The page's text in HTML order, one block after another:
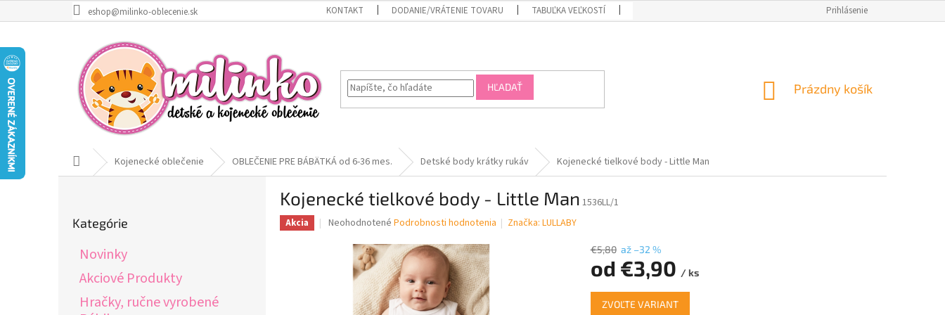
na
eshop@milinko-oblecenie.sk KONTAKT DODANIE/VRÁTENIE TOVARU TABUĽKA VEĽKOSTÍ NAPÍSALI O NÁS
Prihlásenie
HĽADAŤ
NÁKUPNÝ
Prázdny košík
DomovKojenecké oblečenie OBLEČENIE PRE BÁBÄTKÁ od 6-36 mes. Detské body krátky rukáv Kojenecké tielkové body - Little Man
kategórie
Kategórie
Novinky
Akciové Produkty
Hračky, ručne vyrobené
Kojenecké tielkové body - Little Man 1536LL/1
Akcia
Priemerné
produktu
Neohodnotené Podrobnosti hodnotenia Značka:LULLABY
€5,80 až –32 %
od €3,90 / ks
Jednotková
cena:
ZVOĽTE VARIANT